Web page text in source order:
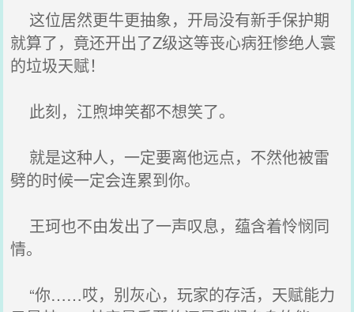
这位居然更牛更抽象，开局没有新手保护期
就算了，竟还开出了Z级这等丧心病狂惨绝人寰
的垃圾天赋！
此刻，江煦坤笑都不想笑了。
就是这种人，一定要离他远点，不然他被雷
劈的时候一定会连累到你。
王珂也不由发出了一声叹息，蕴含着怜悯同
情。
“你……哎，别灰心，玩家的存活，天赋能力